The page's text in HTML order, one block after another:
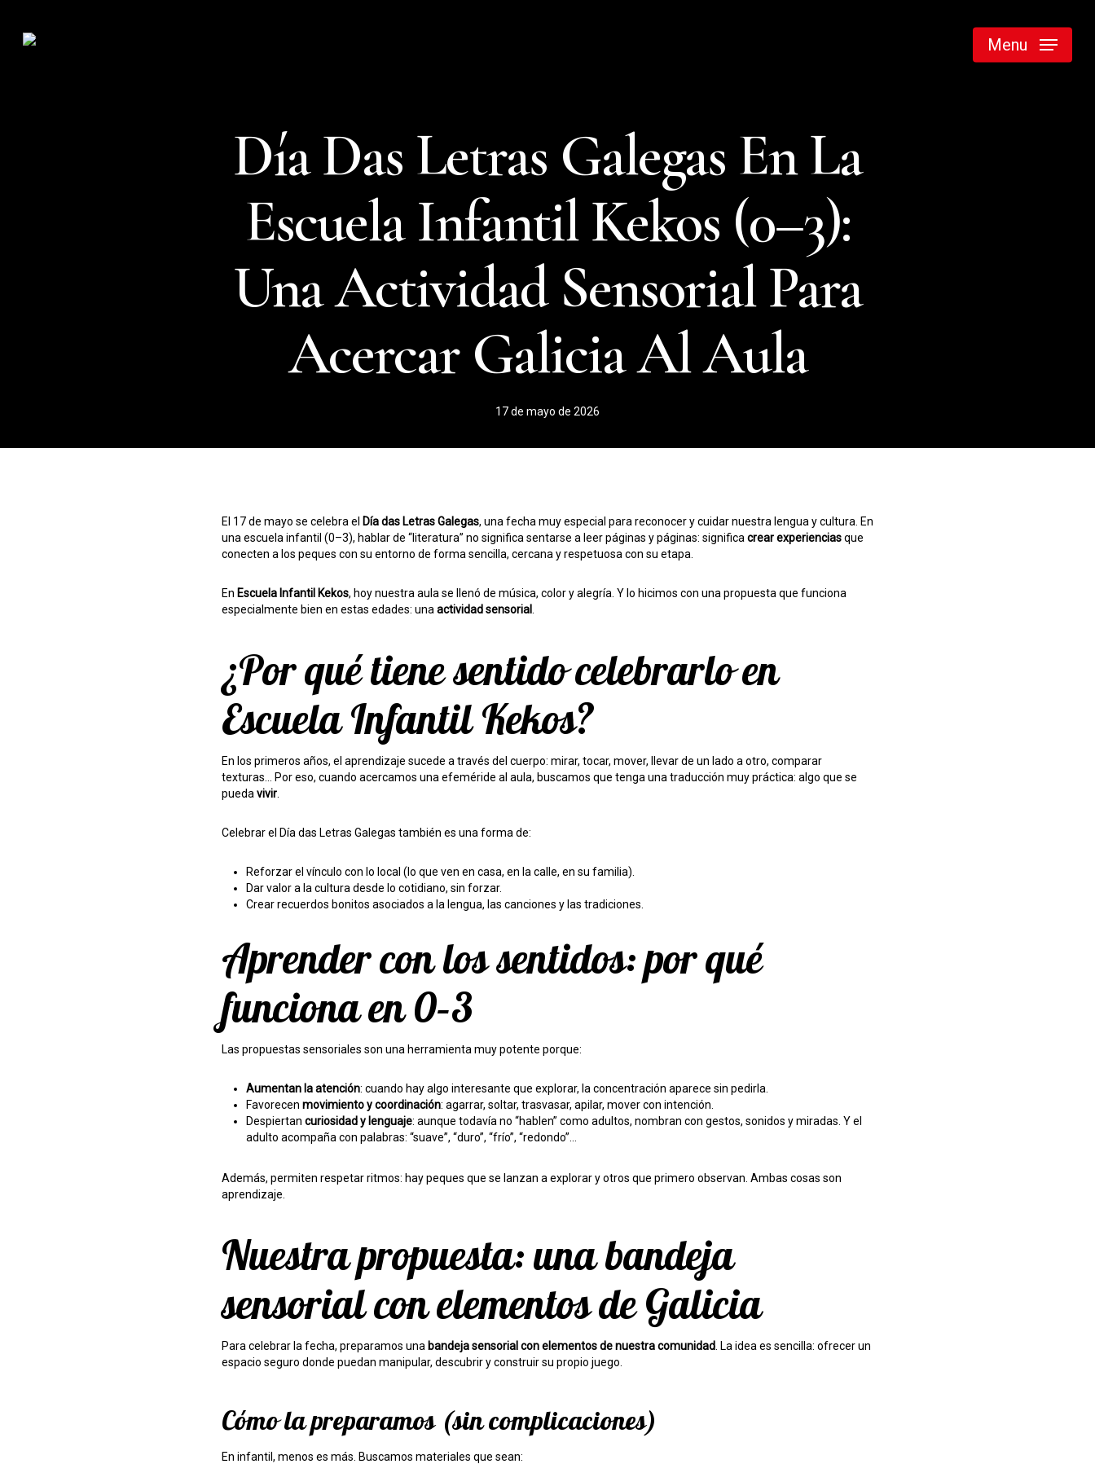
main
Menu
Día Das Letras Galegas En La
Escuela Infantil Kekos (0–3):
Una Actividad Sensorial Para
Acercar Galicia Al Aula
17 de mayo de 2026
El 17 de mayo se celebra el Día das Letras Galegas, una fecha muy especial para reconocer y cuidar nuestra lengua y cultura. En
una escuela infantil (0–3), hablar de “literatura” no significa sentarse a leer páginas y páginas: significa crear experienciasque
conecten a los peques con su entorno de forma sencilla, cercana y respetuosa con su etapa.
En Escuela Infantil Kekos, hoy nuestra aula se llenó de música, color y alegría. Y lo hicimos con una propuesta que funciona
especialmente bien en estas edades: una actividad sensorial
¿Por qué tiene sentido celebrarlo en
Escuela Infantil Kekos?
En los primeros años, el aprendizaje sucede a través del cuerpo: mirar, tocar, mover, llevar de un lado a otro, comparar
texturas… Por eso, cuando acercamos una efeméride al aula, buscamos que tenga una traducción muy práctica: algo que se
pueda vivir
Celebrar el Día das Letras Galegas también es una forma de:
Reforzar el vínculo con lo local (lo que ven en casa, en la calle, en su familia).
Dar valor a la cultura desde lo cotidiano, sin forzar.
Crear recuerdos bonitos asociados a la lengua, las canciones y las tradiciones.
Aprender con los sentidos: por qué
funciona en 0–3
Las propuestas sensoriales son una herramienta muy potente porque:
Aumentan la atención: cuando hay algo interesante que explorar, la concentración aparece sin pedirla.
Favorecen movimiento y coordinación: agarrar, soltar, trasvasar, apilar, mover con intención.
Despiertan curiosidad y lenguaje: aunque todavía no “hablen” como adultos, nombran con gestos, sonidos y miradas. Y el
adulto acompaña con palabras: “suave”, “duro”, “frío”, “redondo”…
Además, permiten respetar ritmos: hay peques que se lanzan a explorar y otros que primero observan. Ambas cosas son
aprendizaje.
Nuestra propuesta: una bandeja
sensorial con elementos de Galicia
Para celebrar la fecha, preparamos una bandeja sensorial con elementos de nuestra comunidad . La idea es sencilla: ofrecer un
espacio seguro donde puedan manipular, descubrir y construir su propio juego.
Cómo la preparamos (sin complicaciones)
En infantil, menos es más. Buscamos materiales que sean: